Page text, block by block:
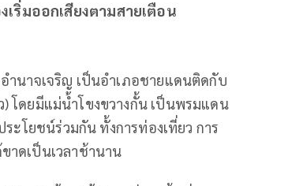
ริ่มออกเสียงตามสายเตือน
ำนาจเจริญ เป็นอำเภอชายแดนติดกับ
โดยมีแม่น้ำโขงขวางกั้น เป็นพรมแดน
ะโยชน์ร่วมกัน ทั้งการท่องเที่ยว การ
าดเป็นเวลาช้านาน